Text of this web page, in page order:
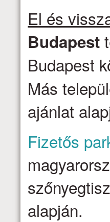
El és
Budapest
Budapest
Más
ajánlat
Fizetős
alapján.